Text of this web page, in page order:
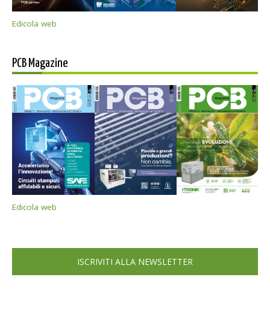
Edicola web
PCB Magazine
Edicola web
ISCRIVITI ALLA NEWSLETTER